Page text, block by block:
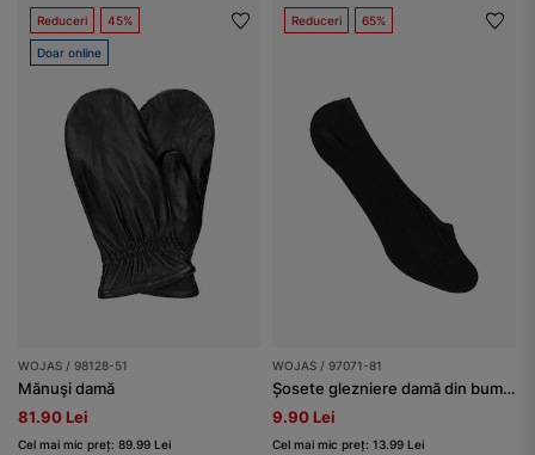
Reduceri 45%
Doar online
WOJAS / 98128-51
Mănuşi damă
81.90 Lei
Cel mai mic preț: 89.99 Lei
Reduceri 65%
WOJAS / 97071-81
Șosete glezniere damă din bumbac, negre
9.90 Lei
Cel mai mic preț: 13.99 Lei